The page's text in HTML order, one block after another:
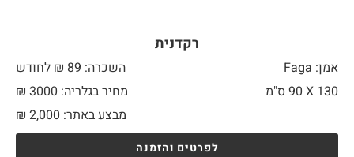
רקדנית
אמן: Faga
השכרה: 89 ₪ לחודש
130 X
מחיר בגלריה: 3000 ₪
מבצע באתר:
₪ 2,000
לפרטים והזמנה